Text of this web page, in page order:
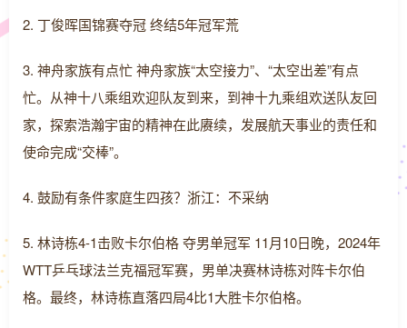
2. 丁俊晖国锦赛夺冠 终结5年冠军荒
3. 神舟家族有点忙 神舟家族“太空接力”、“太空出差”有点
忙。从神十八乘组欢迎队友到来，到神十九乘组欢送队友回
家，探索浩瀚宇宙的精神在此赓续，发展航天事业的责任和
使命完成“交棒”。
4. 鼓励有条件家庭生四孩？浙江：不采纳
5. 林诗栋4-1击败卡尔伯格 夺男单冠军 11月10日晚，2024年
WTT乒乓球法兰克福冠军赛，男单决赛林诗栋对阵卡尔伯
格。最终，林诗栋直落四局4比1大胜卡尔伯格。